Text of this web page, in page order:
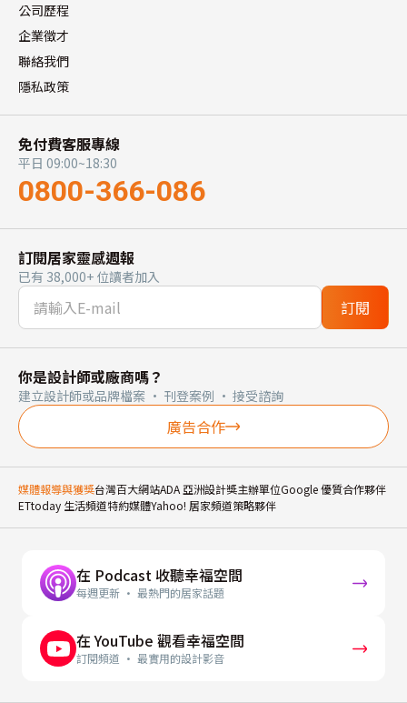
公司歷程
企業徵才
聯絡我們
隱私政策
免付費客服專線
平日 09:00~18:30
0800-366-086
訂閱居家靈感週報
已有 38,000+ 位讀者加入
訂閱
你是設計師或廠商嗎？
建立設計師或品牌檔案 · 刊登案例 · 接受諮詢
廣告合作
媒體報導與獲獎台灣百大網站ADA 亞洲設計獎主辦單位Google 優質合作夥伴
ETtoday 生活頻道特約媒體Yahoo! 居家頻道策略夥伴
在 Podcast 收聽幸福空間
每週更新 · 最熱門的居家話題
在 YouTube 觀看幸福空間
訂閱頻道 · 最實用的設計影音